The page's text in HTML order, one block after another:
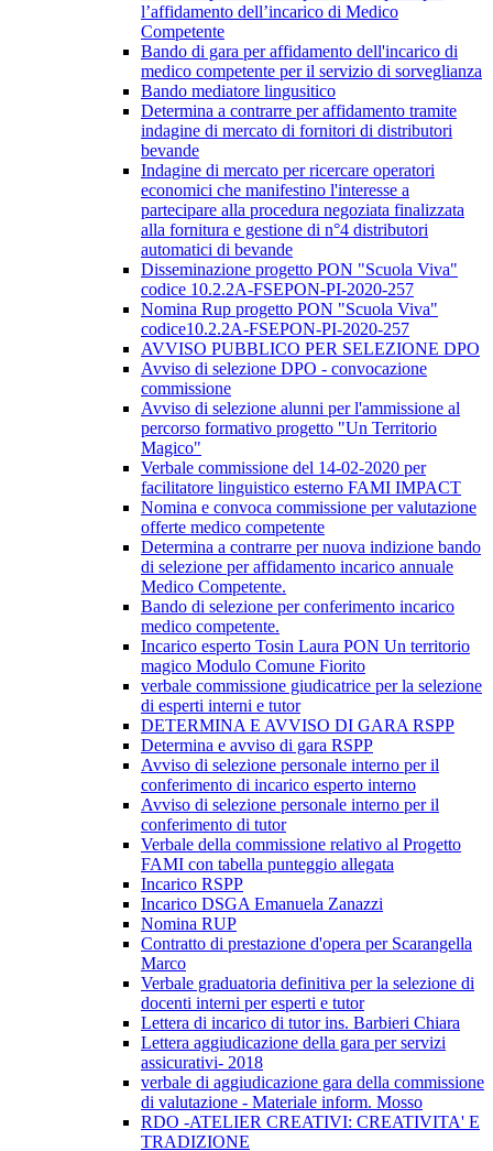
l’affidamento dell’incarico di Medico
Competente
Bando di gara per affidamento dell'incarico di
medico competente per il servizio di sorveglianza
Bando mediatore lingusitico
Determina a contrarre per affidamento tramite
indagine di mercato di fornitori di distributori
bevande
Indagine di mercato per ricercare operatori
economici che manifestino l'interesse a
partecipare alla procedura negoziata finalizzata
alla fornitura e gestione di n°4 distributori
automatici di bevande
Disseminazione progetto PON "Scuola Viva"
codice 10.2.2A-FSEPON-PI-2020-257
Nomina Rup progetto PON "Scuola Viva"
codice10.2.2A-FSEPON-PI-2020-257
AVVISO PUBBLICO PER SELEZIONE DPO
Avviso di selezione DPO - convocazione
commissione
Avviso di selezione alunni per l'ammissione al
percorso formativo progetto "Un Territorio
Magico"
Verbale commissione del 14-02-2020 per
facilitatore linguistico esterno FAMI IMPACT
Nomina e convoca commissione per valutazione
offerte medico competente
Determina a contrarre per nuova indizione bando
di selezione per affidamento incarico annuale
Medico Competente.
Bando di selezione per conferimento incarico
medico competente.
Incarico esperto Tosin Laura PON Un territorio
magico Modulo Comune Fiorito
verbale commissione giudicatrice per la selezione
di esperti interni e tutor
DETERMINA E AVVISO DI GARA RSPP
Determina e avviso di gara RSPP
Avviso di selezione personale interno per il
conferimento di incarico esperto interno
Avviso di selezione personale interno per il
conferimento di tutor
Verbale della commissione relativo al Progetto
FAMI con tabella punteggio allegata
Incarico RSPP
Incarico DSGA Emanuela Zanazzi
Nomina RUP
Contratto di prestazione d'opera per Scarangella
Marco
Verbale graduatoria definitiva per la selezione di
docenti interni per esperti e tutor
Lettera di incarico di tutor ins. Barbieri Chiara
Lettera aggiudicazione della gara per servizi
assicurativi- 2018
verbale di aggiudicazione gara della commissione
di valutazione - Materiale inform. Mosso
RDO -ATELIER CREATIVI: CREATIVITA' E
TRADIZIONE